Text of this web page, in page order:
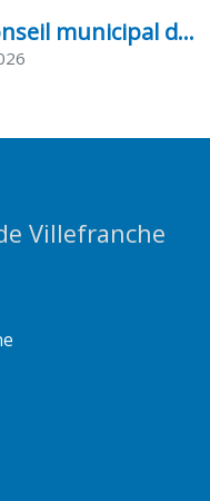
Procès verbal du conseil municipal du 05 juin 2026
Villefranche